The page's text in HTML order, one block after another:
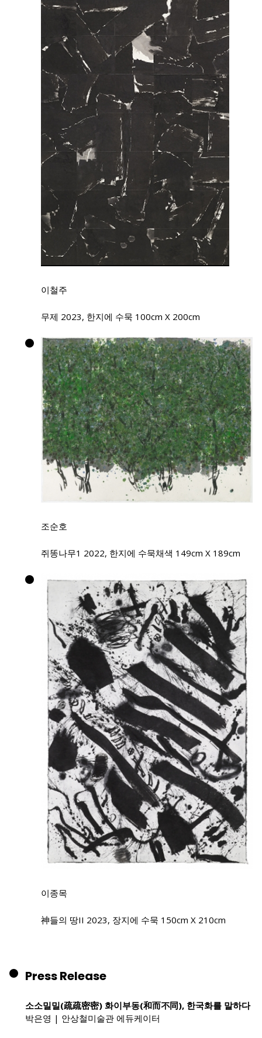
이철주
무제 2023, 한지에 수묵 100cm X 200cm
조순호
쥐똥나무1 2022, 한지에 수묵채색 149cm X 189cm
이종목
神들의 땅II 2023, 장지에 수묵 150cm X 210cm
Press Release
소소밀밀(疏疏密密) 화이부동(和而不同), 한국화를 말하다
박은영 | 안상철미술관 에듀케이터